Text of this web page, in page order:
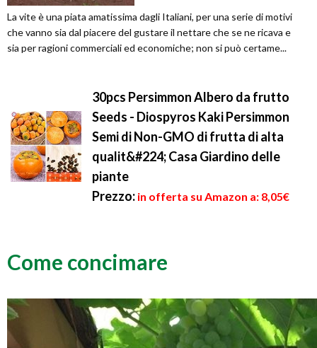
La vite è una piata amatissima dagli Italiani, per una serie di motivi
che vanno sia dal piacere del gustare il nettare che se ne ricava e
sia per ragioni commerciali ed economiche; non si può certame...
30pcs Persimmon Albero da frutto
Seeds - Diospyros Kaki Persimmon
Semi di Non-GMO di frutta di alta
qualit&#224; Casa Giardino delle
piante
Prezzo: in offerta su Amazon a: 8,05€
Come concimare